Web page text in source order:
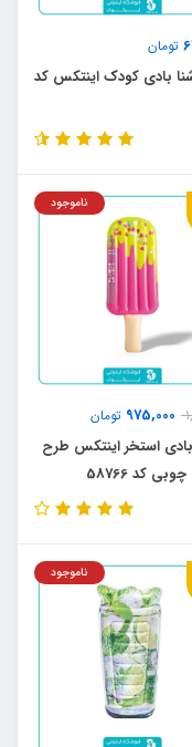
تومان
بادی کودک اینتکس کد
975,000 تومان
ناموجود
استخر اینتکس طرح
کد 58766
ناموجود